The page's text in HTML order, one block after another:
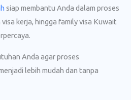
siap membantu Anda dalam proses
kerja, hingga family visa Kuwait
Anda agar proses
lebih mudah dan tanpa